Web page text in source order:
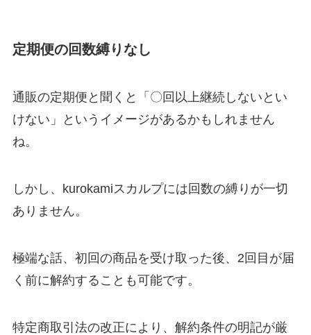
定期便の回数縛りなし
通販の定期便と聞くと「〇回以上継続しないとい
けない」というイメージがあるかもしれません
ね。
しかし、kurokamiスカルプには回数の縛りが一切
ありません。
極端な話、初回の商品を受け取った後、2回目が届
く前に解約することも可能です。
特定商取引法の改正により、解約条件の明記が厳